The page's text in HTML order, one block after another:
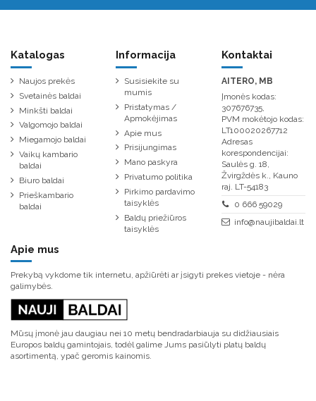
Katalogas
Naujos prekės
Svetainės baldai
Minkšti baldai
Valgomojo baldai
Miegamojo baldai
Vaikų kambario
baldai
Biuro baldai
Prieškambario
baldai
Informacija
Susisiekite su
mumis
Pristatymas /
Apmokėjimas
Apie mus
Prisijungimas
Mano paskyra
Privatumo politika
Pirkimo pardavimo
taisyklės
Baldų priežiūros
taisyklės
Kontaktai
AITERO, MB
Įmonės kodas:
307676735,
PVM mokėtojo kodas:
LT100020267712
Adresas
korespondencijai:
Saulės g. 18,
Žvirgždės k., Kauno
raj. LT-54183
0 666 59029
info@naujibaldai.lt
Apie mus
Prekybą vykdome tik internetu, apžiūrėti ar įsigyti prekes vietoje - nėra
galimybės.
Mūsų įmonė jau daugiau nei 10 metų bendradarbiauja su didžiausiais
Europos baldų gamintojais, todėl galime Jums pasiūlyti platų baldų
asortimentą, ypač geromis kainomis.